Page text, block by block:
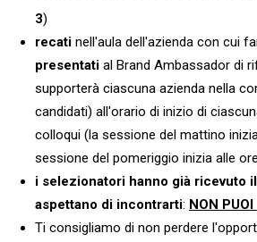
3)
recati nell'aula dell'azienda con cui
presentatial Brand Ambassador di
supporterà ciascuna azienda nella
candidati) all'orario di inizio di
colloqui (la sessione del mattino
sessione del pomeriggio inizia alle
i selezionatori hanno già ricevuto
aspettano di incontrarti: NON
Ti consigliamo di non perdere